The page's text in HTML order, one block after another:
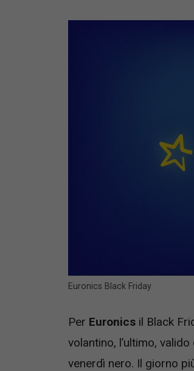
Euronics Black Friday
Per Euronics il Black
volantino, l’ultimo, valido
venerdì nero. Il giorno